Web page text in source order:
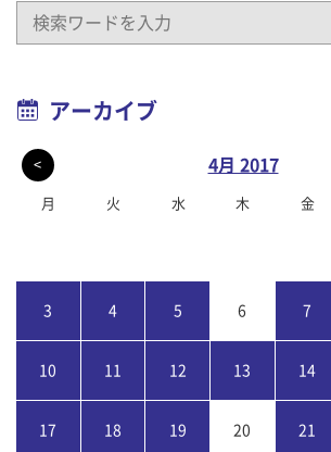
アーカイブ
< 4月 2017
月 火 水 木 金
3 4 5 6 7
10 11 12 13 14
17 18 19 20 21